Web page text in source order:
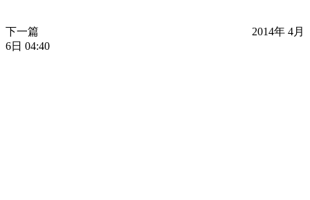
下一篇
2014年 4月
6日 04:40